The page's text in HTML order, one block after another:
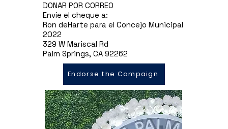
DONAR POR CORREO
Envíe el cheque a:
Ron deHarte para el Concejo Municipal
2022
329 W Mariscal Rd
Palm Springs, CA 92262
Endorse the Campaign